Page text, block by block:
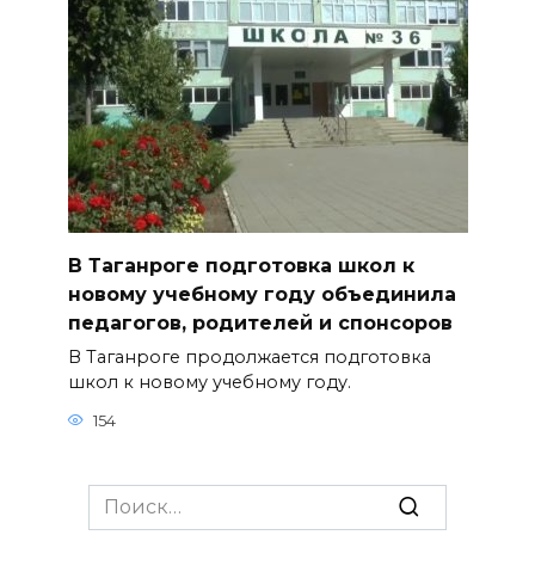
В Таганроге подготовка школ к
новому учебному году объединила
педагогов, родителей и спонсоров
В Таганроге продолжается подготовка
школ к новому учебному году.
154
Search
for: